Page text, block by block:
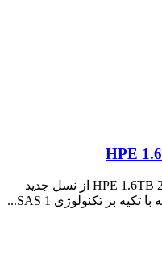
HPE
درایو SSD سرور HPE 1.6TB 2.5 SAS 12G WI SC از نسل جدید